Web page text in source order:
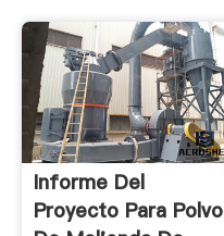
Informe Del
Proyecto Para Polvo